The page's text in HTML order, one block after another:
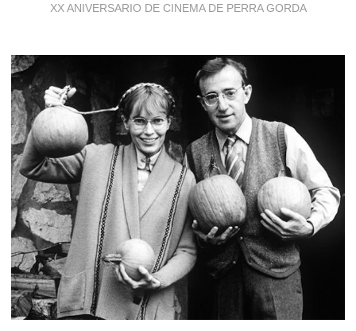
XX ANIVERSARIO DE CINEMA DE PERRA GORDA